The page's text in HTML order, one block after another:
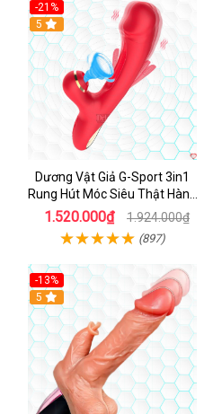
-21%
Hot
5
Dương Vật Giả G-Sport 3in1
Rung Hút Móc Siêu Thật Hàng
Hot
1.520.000₫ 1.924.000₫
(897)
-13%
Hot
5